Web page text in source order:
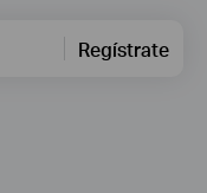
Regístrate